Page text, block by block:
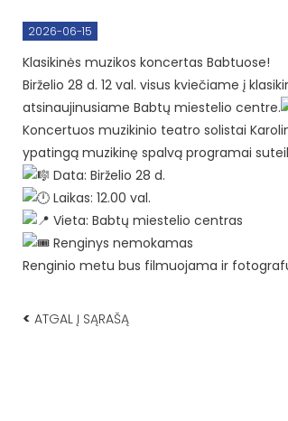
2026-06-15
Klasikinės muzikos koncertas Babtuose!
Birželio 28 d. 12 val. visus kviečiame į
atsinaujinusiame Babtų miestelio centre.
Koncertuos muzikinio teatro solistai
ypatingą muzikinę spalvą programai
Data: Birželio 28 d.
Laikas: 12.00 val.
Vieta: Babtų miestelio centras
Renginys nemokamas
Renginio metu bus filmuojama ir
< ATGAL Į SĄRAŠĄ